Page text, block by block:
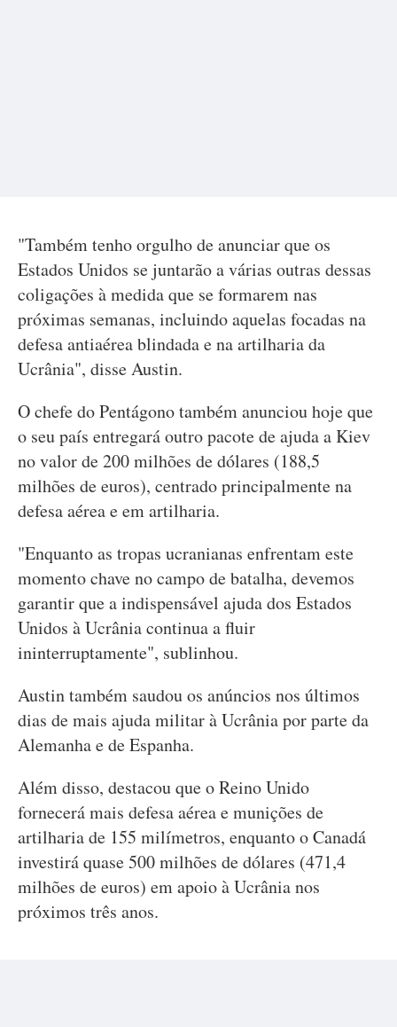
"Também tenho orgulho de anunciar que os
Estados Unidos se juntarão a várias outras dessas
coligações à medida que se formarem nas
próximas semanas, incluindo aquelas focadas na
defesa antiaérea blindada e na artilharia da
Ucrânia", disse Austin.
O chefe do Pentágono também anunciou hoje que
o seu país entregará outro pacote de ajuda a Kiev
no valor de 200 milhões de dólares (188,5
milhões de euros), centrado principalmente na
defesa aérea e em artilharia.
"Enquanto as tropas ucranianas enfrentam este
momento chave no campo de batalha, devemos
garantir que a indispensável ajuda dos Estados
Unidos à Ucrânia continua a fluir
ininterruptamente", sublinhou.
Austin também saudou os anúncios nos últimos
dias de mais ajuda militar à Ucrânia por parte da
Alemanha e de Espanha.
Além disso, destacou que o Reino Unido
fornecerá mais defesa aérea e munições de
artilharia de 155 milímetros, enquanto o Canadá
investirá quase 500 milhões de dólares (471,4
milhões de euros) em apoio à Ucrânia nos
próximos três anos.